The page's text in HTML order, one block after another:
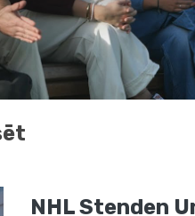
NHL Stenden